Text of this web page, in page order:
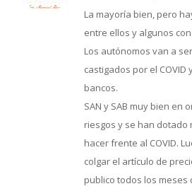
La mayoría bien, pero
entre ellos y algunos
Los autónomos van a
castigados por el COVID
bancos.
SAN y SAB muy bien en
riesgos y se han dotado
hacer frente al COVID.
colgar el artículo de
publico todos los meses